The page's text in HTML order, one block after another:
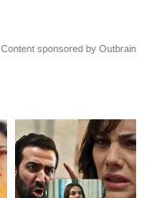
Content sponsored by Outbrain